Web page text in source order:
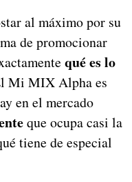
al máximo por su
de promocionar
qué es lo
Mi MIX Alpha es
en el mercado
que ocupa casi la
tiene de especial